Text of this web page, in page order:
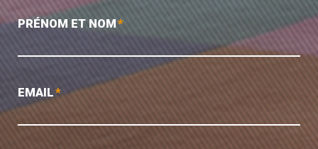
PRÉNOM ET NOM*
EMAIL*